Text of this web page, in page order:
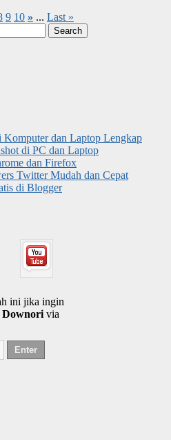
9 10 » ... Last »
Komputer dan Laptop Lengkap
di PC dan Laptop
dan Firefox
Twitter Mudah dan Cepat
di Blogger
ini jika ingin
Downori via